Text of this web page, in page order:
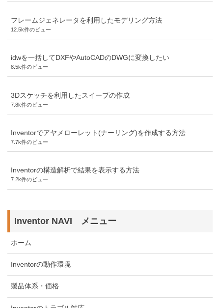
フレームジェネレータを利用したモデリング方法
12.5k件のビュー
idwを一括してDXFやAutoCADのDWGに変換したい
8.5k件のビュー
3Dスケッチを利用したスイープの作成
7.8k件のビュー
Inventorでアヤメローレット(ナーリング)を作成する方法
7.7k件のビュー
Inventorの構造解析で結果を表示する方法
7.2k件のビュー
Inventor NAVI メニュー
ホーム
Inventorの動作環境
製品体系・価格